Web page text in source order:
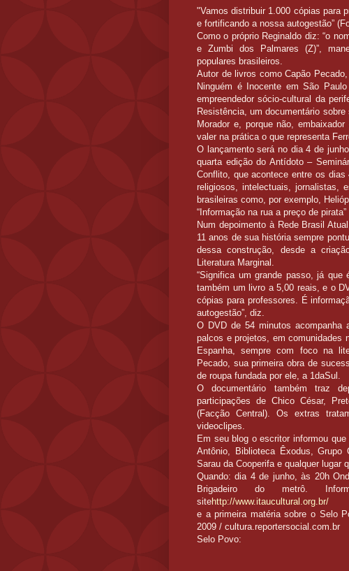
"Vamos distribuir 1.000 cópias para
e fortificando a nossa autogestão”
Como o próprio Reginaldo diz: “o
e Zumbi dos Palmares (Z)”,
populares brasileiros.
Autor de livros como Capão
Ninguém é Inocente em São
empreendedor sócio-cultural da
Resistência, um documentário
Morador e, porque não,
valer na prática o que representa
O lançamento será no dia 4 de
quarta edição do Antídoto –
Conflito, que acontece entre os
religiosos, intelectuais, jornalistas,
brasileiras como, por exemplo,
“Informação na rua a preço de pirata”
Num depoimento à Rede Brasil
11 anos de sua história sempre
dessa construção, desde a
Literatura Marginal.
“Significa um grande passo, já
também um livro a 5,00 reais, e o
cópias para professores. É
autogestão”, diz.
O DVD de 54 minutos acompanha
palcos e projetos, em comunidades
Espanha, sempre com foco na
Pecado, sua primeira obra de
de roupa fundada por ele, a 1daSul.
O documentário também traz
participações de Chico César,
(Facção Central). Os extras
videoclipes.
Em seu blog o escritor informou
Antônio, Biblioteca Êxodus, Grupo
Sarau da Cooperifa e qualquer lugar
Quando: dia 4 de junho, às 20h
Brigadeiro do metrô.
sitehttp://www.itaucultural.org.br/
e a primeira matéria sobre o Selo
2009 / cultura.reportersocial.com.br
Selo Povo: